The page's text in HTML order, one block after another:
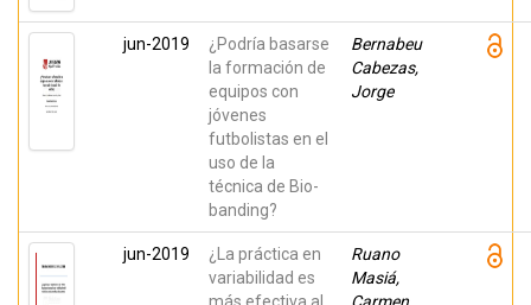
jun-2019
¿Podría basarse
la formación de
equipos con
jóvenes
futbolistas en el
uso de la
técnica de Bio-
banding?
Bernabeu
Cabezas,
Jorge
jun-2019
¿La práctica en
variabilidad es
Ruano
Masiá,